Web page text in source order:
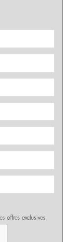
offres exclusives